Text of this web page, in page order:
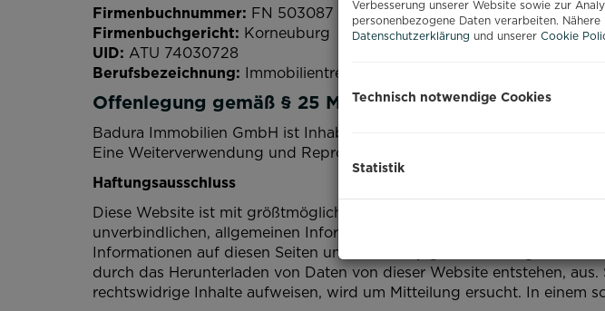
Firmenbuchnummer: FN 503087 i
Firmenbuchgericht: Korneuburg
UID: ATU 74030728
Berufsbezeichnung: Immobilientreuhänder
Offenlegung gemäß § 25 Mediengesetz
Badura Immobilien GmbH ist Inhaber der Website Badura Immobilien
Eine Weiterverwendung und Reproduktion über den persönlichen
Haftungsausschluss
Diese Website ist mit größtmöglicher Sorgfalt zusammengestellt
unverbindlichen, allgemeinen Information. Ich übernehme keine
Informationen auf diesen Seiten und schließe jegliche Haftung für
durch das Herunterladen von Daten von dieser Website entstehen,
rechtswidrige Inhalte aufweisen, wird um Mitteilung ersucht. In einem
Verbesserung unserer Website sowie zur
personenbezogene Daten verarbeiten.
Datenschutzerklärung und unserer Cookie
Technisch notwendige Cookies
Statistik